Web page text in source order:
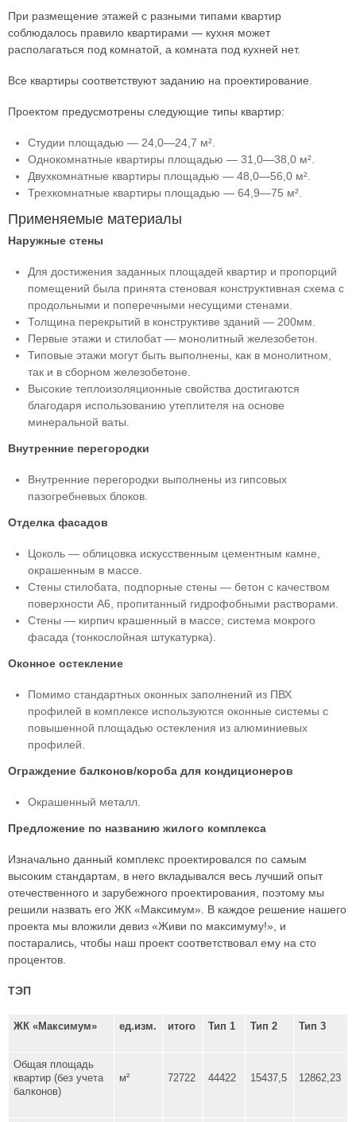
При размещение этажей с разными типами квартир
соблюдалось правило квартирами — кухня может
располагаться под комнатой, а комната под кухней нет.
Все квартиры соответствуют заданию на проектирование.
Проектом предусмотрены следующие типы квартир:
Студии площадью — 24,0—24,7 м².
Однокомнатные квартиры площадью — 31,0—38,0 м².
Двухкомнатные квартиры площадью — 48,0—56,0 м².
Трехкомнатные квартиры площадью — 64,9—75 м².
Применяемые материалы
Наружные стены
Для достижения заданных площадей квартир и пропорций
помещений была принята стеновая конструктивная схема с
продольными и поперечными несущими стенами.
Толщина перекрытий в конструктиве зданий — 200мм.
Первые этажи и стилобат — монолитный железобетон.
Типовые этажи могут быть выполнены, как в монолитном,
так и в сборном железобетоне.
Высокие теплоизоляционные свойства достигаются
благодаря использованию утеплителя на основе
минеральной ваты.
Внутренние перегородки
Внутренние перегородки выполнены из гипсовых
пазогребневых блоков.
Отделка фасадов
Цоколь — облицовка искусственным цементным камне,
окрашенным в массе.
Стены стилобата, подпорные стены — бетон с качеством
поверхности А6, пропитанный гидрофобными растворами.
Стены — кирпич крашенный в массе; система мокрого
фасада (тонкослойная штукатурка).
Оконное остекление
Помимо стандартных оконных заполнений из ПВХ
профилей в комплексе используются оконные системы с
повышенной площадью остекления из алюминиевых
профилей.
Ограждение балконов/короба для кондиционеров
Окрашенный металл.
Предложение по названию жилого комплекса
Изначально данный комплекс проектировался по самым
высоким стандартам, в него вкладывался весь лучший опыт
отечественного и зарубежного проектирования, поэтому мы
решили назвать его ЖК «Максимум». В каждое решение нашего
проекта мы вложили девиз «Живи по максимуму!», и
постарались, чтобы наш проект соответствовал ему на сто
процентов.
ТЭП
ЖК «Максимум» ед.изм. итого Тип 1 Тип 2 Тип 3
Общая площадь
квартир (без учета
балконов)
м² 72722 44422 15437,5 12862,23